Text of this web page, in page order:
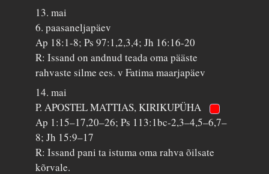
13. mai
6. paasaneljapäev
Ap 18:1-8; Ps 97:1,2,3,4; Jh 16:16-20
R: Issand on andnud teada oma pääste
rahvaste silme ees. v Fatima maarjapäev
14. mai
P. APOSTEL MATTIAS, KIRIKUPÜHA
Ap 1:15–17,20–26; Ps 113:1bc-2,3–4,5–6,7–
8; Jh 15:9–17
R: Issand pani ta istuma oma rahva õilsate
kõrvale.